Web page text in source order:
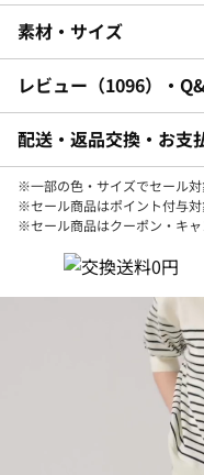
素材・サイズ
レビュー 1096 ・
配送・返品交換・お支
※一部の色・サイズでセール
※セール商品はポイント付与
※セール商品はクーポン・キ